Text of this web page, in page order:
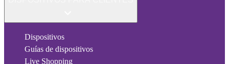
Dispositivos
Guías de dispositivos
Live Shopping